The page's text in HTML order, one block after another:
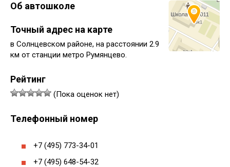
Об автошколе
Точный адрес на карте
в Солнцевском районе, на расстоянии 2.9
км от станции метро Румянцево.
Рейтинг
(Пока оценок нет)
Телефонный номер
+7 (495) 773-34-01
+7 (495) 648-54-32